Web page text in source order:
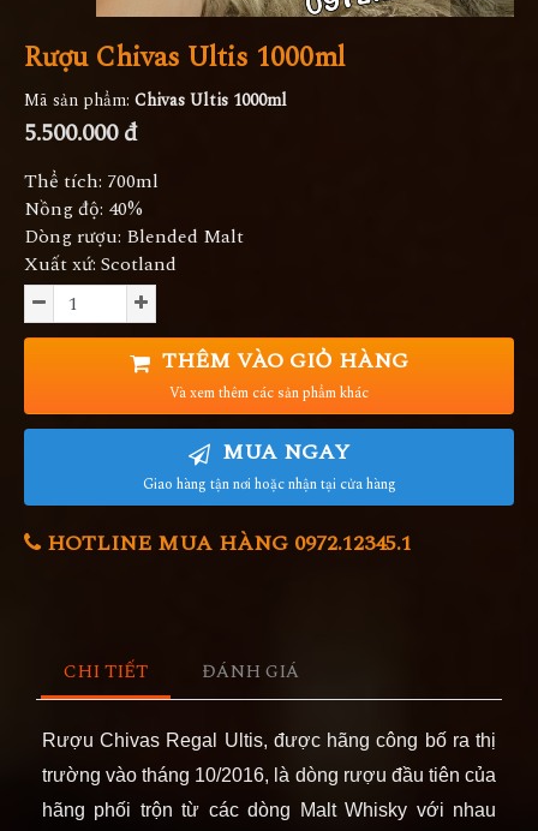
Rượu Chivas Ultis 1000ml
Mã sản phẩm: Chivas Ultis 1000ml
5.500.000 đ
Thể tích: 700ml
Nồng độ: 40%
Dòng rượu: Blended Malt
Xuất xứ: Scotland
THÊM VÀO GIỎ HÀNG
Và xem thêm các sản phẩm khác
MUA NGAY
Giao hàng tận nơi hoặc nhận tại cửa hàng
HOTLINE MUA HÀNG 0972.12345.1
CHI TIẾT ĐÁNH GIÁ
Rượu Chivas Regal Ultis, được hãng công bố ra thị
trường vào tháng 10/2016, là dòng rượu đầu tiên của
hãng phối trộn từ các dòng Malt Whisky với nhau